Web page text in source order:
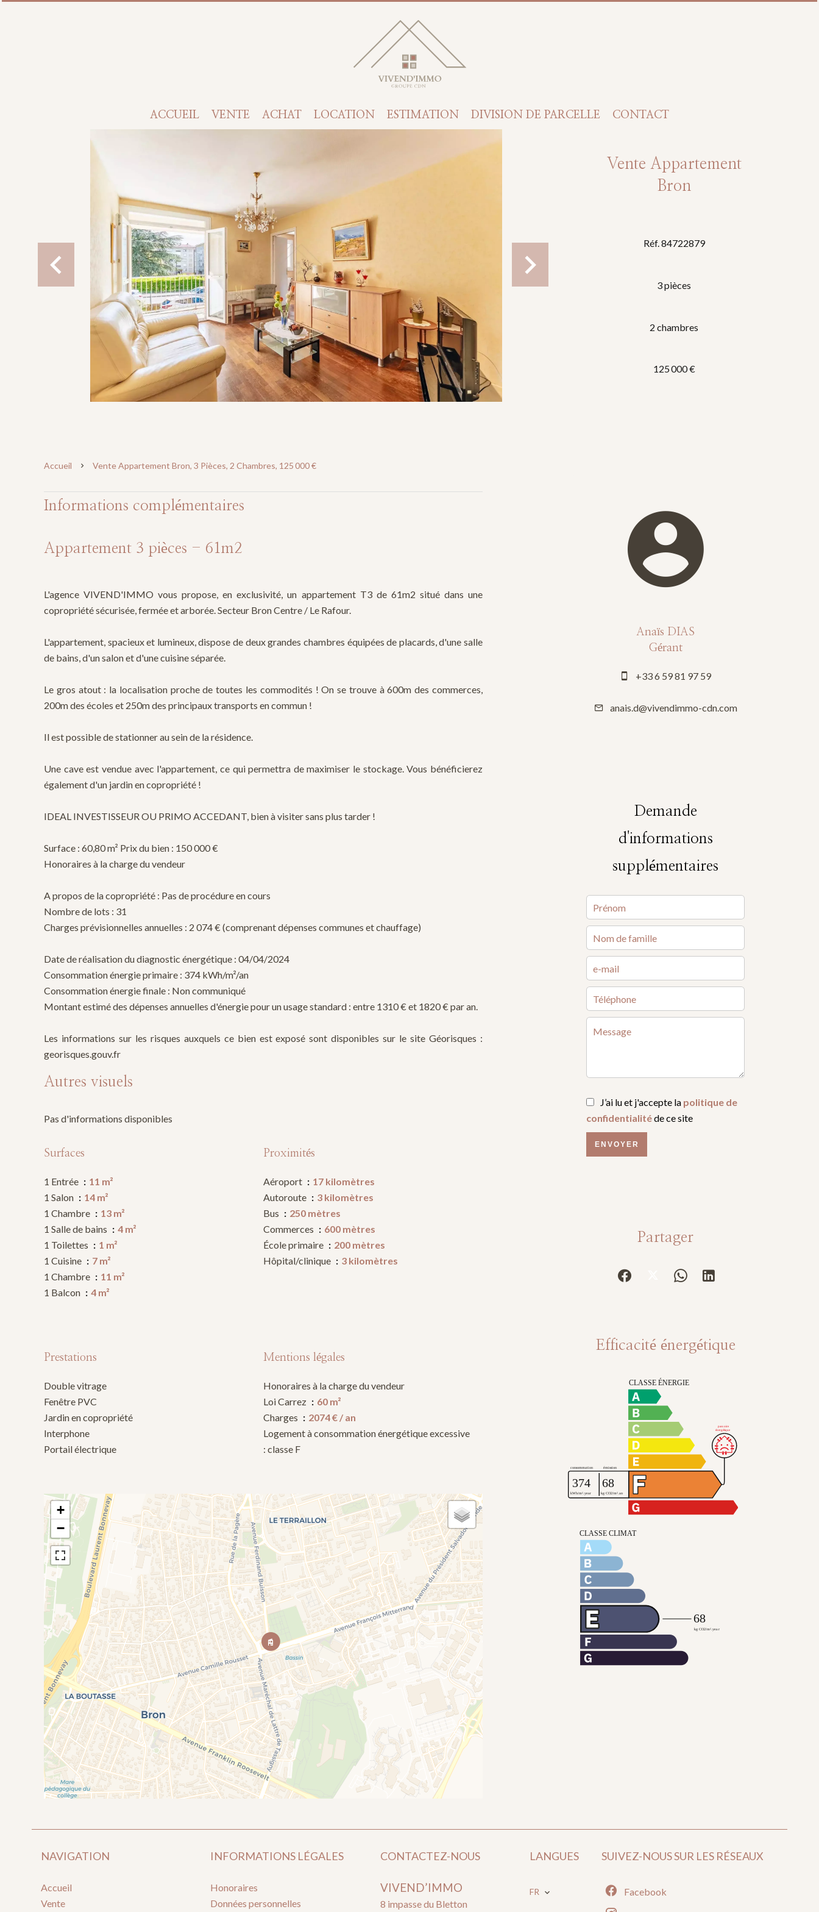
ACCUEIL VENTE ACHAT LOCATION ESTIMATION DIVISION DE PARCELLE CONTACT
Vente Appartement
Bron
Réf. 84722879
3 pièces
2 chambres
125 000 €
Accueil Vente Appartement Bron, 3 Pièces, 2 Chambres, 125 000 €
Informations complémentaires
Appartement 3 pièces - 61m2
L'agence VIVEND'IMMO vous propose, en exclusivité, un appartement T3 de 61m2 situé dans une
copropriété sécurisée, fermée et arborée. Secteur Bron Centre / Le Rafour.
L'appartement, spacieux et lumineux, dispose de deux grandes chambres équipées de placards, d'une salle
de bains, d'un salon et d'une cuisine séparée.
Le gros atout : la localisation proche de toutes les commodités ! On se trouve à 600m des commerces,
200m des écoles et 250m des principaux transports en commun !
Il est possible de stationner au sein de la résidence.
Une cave est vendue avec l'appartement, ce qui permettra de maximiser le stockage. Vous bénéficierez
également d'un jardin en copropriété !
IDEAL INVESTISSEUR OU PRIMO ACCEDANT, bien à visiter sans plus tarder !
Surface : 60,80 m² Prix du bien : 150 000 €
Honoraires à la charge du vendeur
A propos de la copropriété : Pas de procédure en cours
Nombre de lots : 31
Charges prévisionnelles annuelles : 2 074 € (comprenant dépenses communes et chauffage)
Date de réalisation du diagnostic énergétique : 04/04/2024
Consommation énergie primaire : 374 kWh/m²/an
Consommation énergie finale : Non communiqué
Montant estimé des dépenses annuelles d'énergie pour un usage standard : entre 1310 € et 1820 € par an.
Les informations sur les risques auxquels ce bien est exposé sont disponibles sur le site Géorisques :
georisques.gouv.fr
Autres visuels
Pas d'informations disponibles
Surfaces
1 Entrée
11 m²
1 Salon
14 m²
1 Chambre
13 m²
1 Salle de bains
4 m²
1 Toilettes
1 m²
1 Cuisine
7 m²
1 Chambre
11 m²
1 Balcon
4 m²
Proximités
Aéroport
17 kilomètres
Autoroute
3 kilomètres
Bus
250 mètres
Commerces
600 mètres
École primaire
200 mètres
Hôpital/clinique
3 kilomètres
Prestations
Double vitrage
Fenêtre PVC
Jardin en copropriété
Interphone
Portail électrique
Mentions légales
Honoraires à la charge du vendeur
Loi Carrez
60 m²
Charges
2074 € / an
Logement à consommation énergétique excessive
: classe F
+
−
Anaïs DIAS
Gérant
+33 6 59 81 97 59
anais.d@vivendimmo-cdn.com
Demande
d'informations
supplémentaires
J’ai lu et j'accepte la politique de
confidentialitéde ce site
ENVOYER
Partager
Efficacité énergétique
NAVIGATION
Accueil
Vente
INFORMATIONS LÉGALES
Honoraires
Données personnelles
CONTACTEZ-NOUS
VIVEND’IMMO
8 impasse du Bletton
LANGUES
FR
SUIVEZ-NOUS SUR LES RÉSEAUX
Facebook